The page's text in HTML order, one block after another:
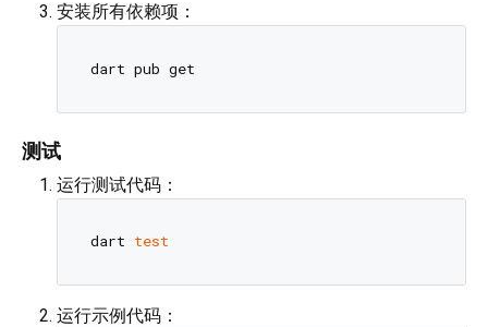
安装所有依赖项：
测试
运行测试代码：
dart test
运行示例代码：